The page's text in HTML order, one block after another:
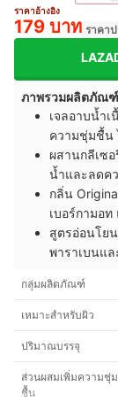
ราคาอ้างอิง
179 บาท ราคา
ภาพรวมผลิตภัณฑ์
เจลอาบน้ำ
ความชุ่มชื้น
ผสานกลีเซ
น้ำและลดค
กลิ่น
เบอร์กามอ
สูตรอ่อนโย
พาราเบนแ
กลุ่มผลิตภัณฑ์
เหมาะสำหรับผิว
ปริมาณบรรจุ
ส่วนผสมเพิ่มความชุ่ม
ชื้น